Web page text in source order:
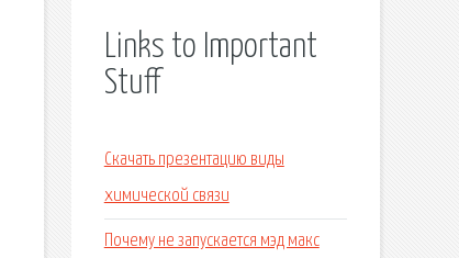
Links to Important
Stuff
Скачать презентацию виды
химической связи
Почему не запускается мэд макс